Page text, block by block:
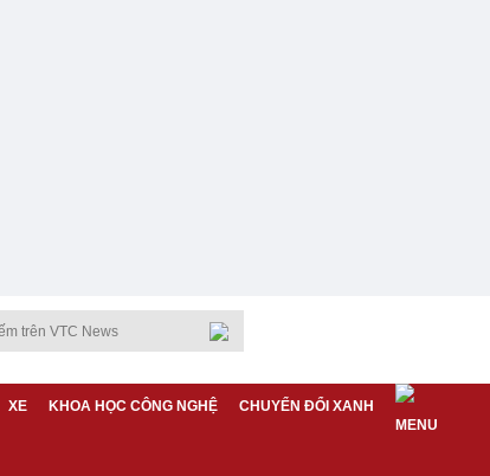
XE KHOA HỌC CÔNG NGHỆ CHUYỂN ĐỔI XANH